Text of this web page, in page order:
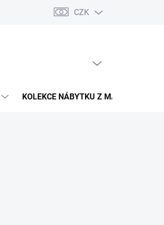
osobních údajů Pojištění zásilky
CZK
KOLEKCE NÁBYTKU Z MASIVU